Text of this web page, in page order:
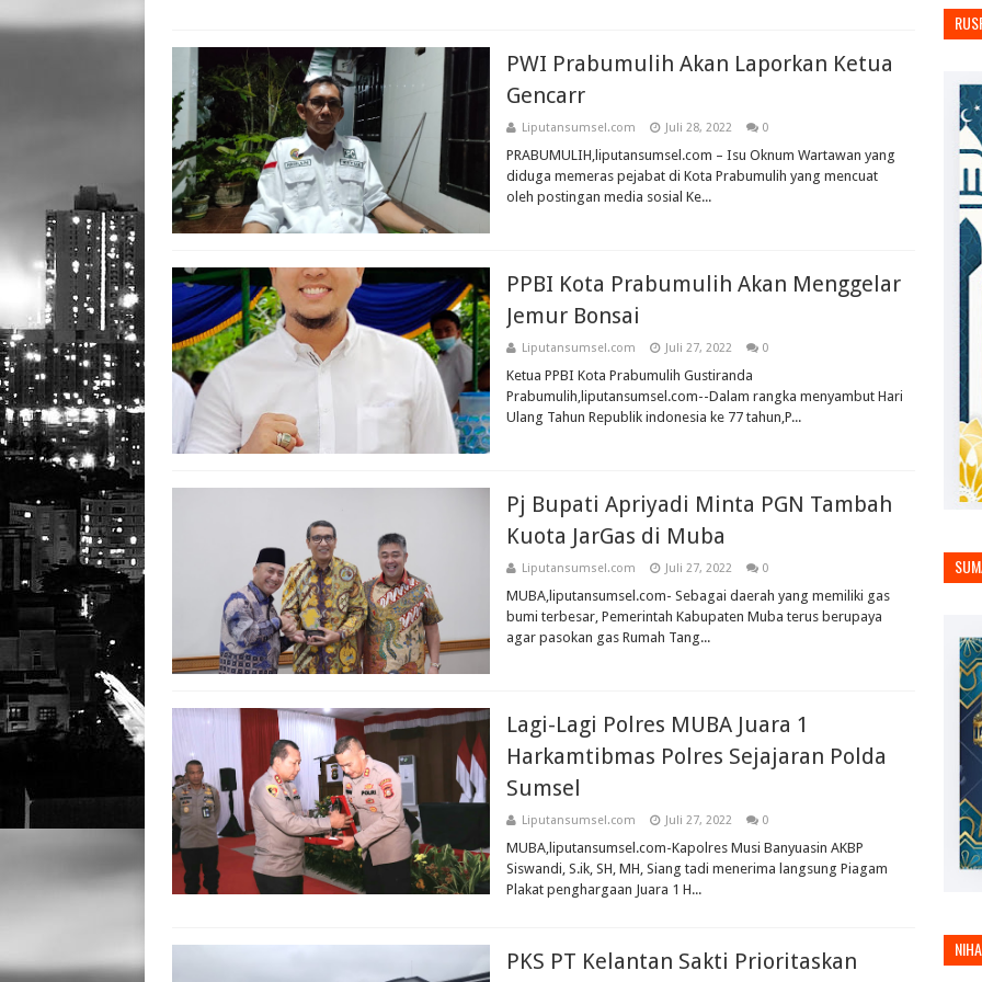
PWI Prabumulih Akan Laporkan Ketua
Gencarr
Liputansumsel.com Juli 28, 2022 0
PRABUMULIH,liputansumsel.com – Isu Oknum Wartawan yang
diduga memeras pejabat di Kota Prabumulih yang mencuat
oleh postingan media sosial Ke...
PPBI Kota Prabumulih Akan Menggelar
Jemur Bonsai
Liputansumsel.com Juli 27, 2022 0
Ketua PPBI Kota Prabumulih Gustiranda
Prabumulih,liputansumsel.com--Dalam rangka menyambut Hari
Ulang Tahun Republik indonesia ke 77 tahun,P...
Pj Bupati Apriyadi Minta PGN Tambah
Kuota JarGas di Muba
Liputansumsel.com Juli 27, 2022 0
MUBA,liputansumsel.com- Sebagai daerah yang memiliki gas
bumi terbesar, Pemerintah Kabupaten Muba terus berupaya
agar pasokan gas Rumah Tang...
Lagi-Lagi Polres MUBA Juara 1
Harkamtibmas Polres Sejajaran Polda
Sumsel
Liputansumsel.com Juli 27, 2022 0
MUBA,liputansumsel.com-Kapolres Musi Banyuasin AKBP
Siswandi, S.ik, SH, MH, Siang tadi menerima langsung Piagam
Plakat penghargaan Juara 1 H...
PKS PT Kelantan Sakti Prioritaskan